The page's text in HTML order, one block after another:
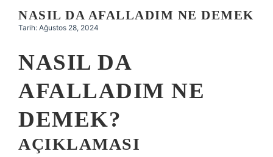
Hakkımızda
NASIL DA AFALLADIM NE DEMEK
Tarih: Ağustos 28, 2024
NASIL DA
AFALLADIM NE
DEMEK?
AÇIKLAMASI